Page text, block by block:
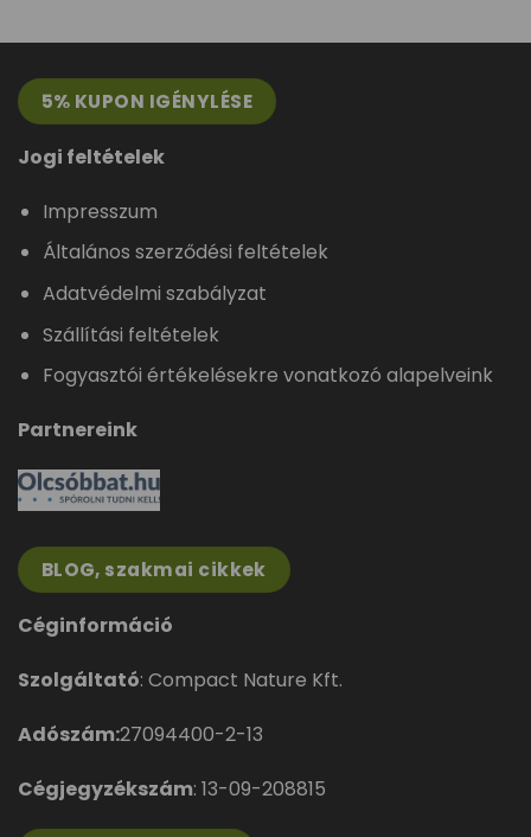
5% KUPON IGÉNYLÉSE
Jogi feltételek
Impresszum
Általános szerződési feltételek
Adatvédelmi szabályzat
Szállítási feltételek
Fogyasztói értékelésekre vonatkozó alapelveink
Partnereink
BLOG, szakmai cikkek
Céginformáció
Szolgáltató: Compact Nature Kft.
Adószám:27094400-2-13
Cégjegyzékszám: 13-09-208815